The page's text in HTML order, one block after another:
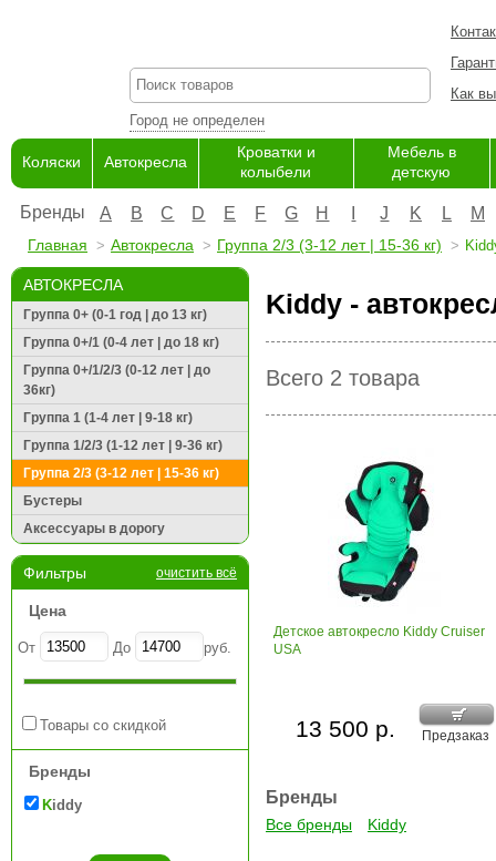
Город не определен
Как
Коляски Автокресла
Кроватки и
колыбели
Мебель в
детскую
Бренды A B C D E F G H J K L M
Главная Автокресла Группа 2/3 (3-12 лет | 15-36 кг)
АВТОКРЕСЛА
Группа 0+ (0-1 год | до 13 кг)
Группа 0+/1 (0-4 лет | до 18 кг)
Группа 0+/1/2/3 (0-12 лет | до
36кг)
Группа 1 (1-4 лет | 9-18 кг)
Группа 1/2/3 (1-12 лет | 9-36 кг)
Группа 2/3 (3-12 лет | 15-36 кг)
Бустеры
Аксессуары в дорогу
Фильтры очистить всё
Цена
От До руб.
Товары со скидкой
Бренды
Kiddy
Kiddy -
Всего 2 товара
Детское автокресло Kiddy Cruiser
USA
Предзаказ
13 500 р.
Бренды
Все бренды Kiddy